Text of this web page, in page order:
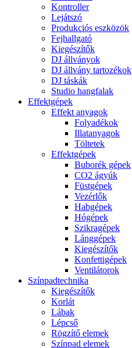
Kontroller
Lejátszó
Produkciós eszközök
Fejhallgató
Kiegészítők
DJ állványok
DJ állvány tartozékok
DJ táskák
Studio hangfalak
Effektgépek
Effekt anyagok
Folyadékok
Illatanyagok
Töltetek
Effektgépek
Buborék gépek
CO2 ágyúk
Füstgépek
Vezérlők
Habgépek
Hógépek
Szikragépek
Lánggépek
Kiegészítők
Konfettigépek
Ventilátorok
Színpadtechnika
Kiegészítők
Korlát
Lábak
Lépcső
Rögzítő elemek
Színpad elemek